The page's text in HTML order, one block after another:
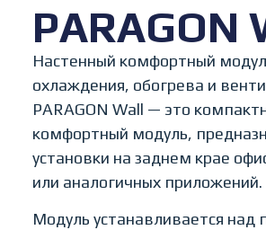
PARAGON
Настенный комфортный
охлаждения, обогрева и
PARAGON Wall — это
комфортный модуль,
установки на заднем крае
или аналогичных приложений.
Модуль устанавливается над